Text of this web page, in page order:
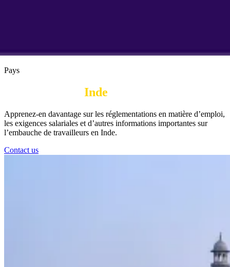
Pays
Inde
Apprenez-en davantage sur les réglementations en matière d’emploi,
les exigences salariales et d’autres informations importantes sur
l’embauche de travailleurs en Inde.
Contact us